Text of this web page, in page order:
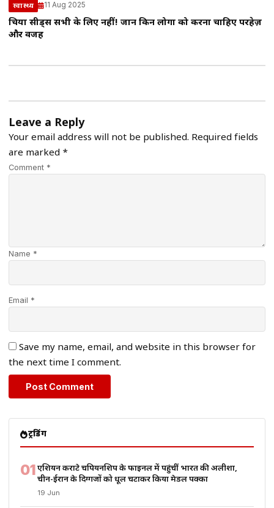
स्वास्थ्य 11 Aug 2025
चिया सीड्स सभी के लिए नहीं! जानें किन लोगों को करना चाहिए परहेज़
और वजह
Leave a Reply
Your email address will not be published. Required fields
are marked *
Comment *
Name *
Email *
Save my name, email, and website in this browser for
the next time I comment.
ट्रेंडिंग
01एशियन कराटे चैंपियनशिप के फाइनल में पहुंचीं भारत की अलीशा,
चीन-ईरान के दिग्गजों को धूल चटाकर किया मेडल पक्का
19 Jun